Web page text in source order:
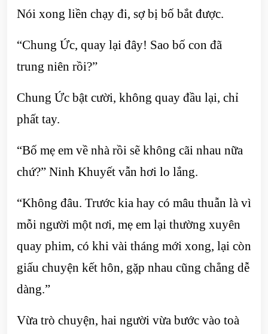
Nói xong liền chạy đi, sợ bị bố bắt được.
“Chung Ức, quay lại đây! Sao bố con đã
trung niên rồi?”
Chung Ức bật cười, không quay đầu lại, chỉ
phất tay.
“Bố mẹ em về nhà rồi sẽ không cãi nhau nữa
chứ?” Ninh Khuyết vẫn hơi lo lắng.
“Không đâu. Trước kia hay có mâu thuẫn là vì
mỗi người một nơi, mẹ em lại thường xuyên
quay phim, có khi vài tháng mới xong, lại còn
giấu chuyện kết hôn, gặp nhau cũng chẳng dễ
dàng.”
Vừa trò chuyện, hai người vừa bước vào toà